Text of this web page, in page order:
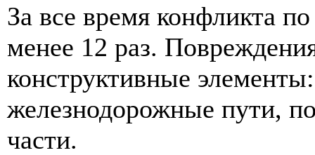
За все время конфликта
менее 12 раз.
конструктивные
железнодорожные пути,
части.